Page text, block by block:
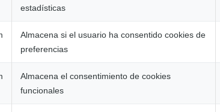
estadísticas
Almacena si el usuario ha consentido cookies de
preferencias
Almacena el consentimiento de cookies
funcionales